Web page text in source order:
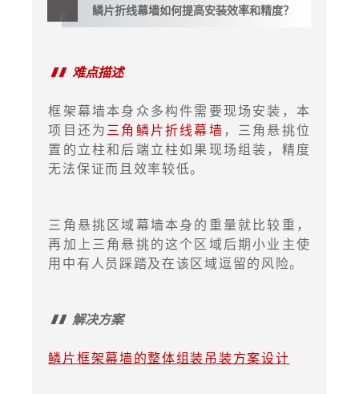
鳞片折线幕墙如何提高安装效率和精度？
难点描述
框架幕墙本身众多构件需要现场安装，本
项目还为三角鳞片折线幕墙 ，三角悬挑位
置的立柱和后端立柱如果现场组装，精度
无法保证而且效率较低。
三角悬挑区域幕墙本身的重量就比较重，
再加上三角悬挑的这个区域后期小业主使
用中有人员踩踏及在该区域逗留的风险。
解决方案
鳞片框架幕墙的整体组装吊装方案设计